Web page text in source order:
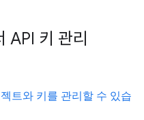
키 관리
트와 키를 관리할 수 있습